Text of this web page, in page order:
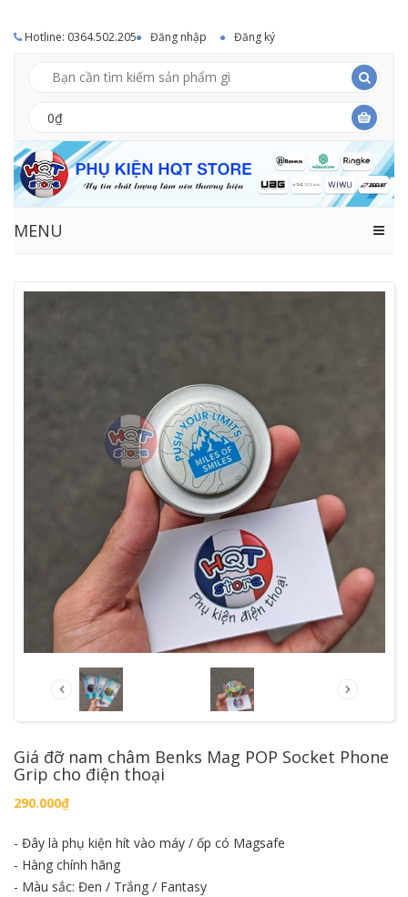
Hotline: 0364.502.205 Đăng nhập Đăng ký
0₫
MENU
Giá đỡ nam châm Benks Mag POP Socket Phone
Grip cho điện thoại
290.000₫
- Đây là phụ kiện hít vào máy / ốp có Magsafe
- Hàng chính hãng
- Màu sắc: Đen / Trắng / Fantasy